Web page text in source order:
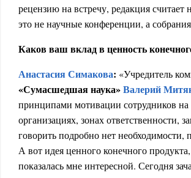
рецензию на встречу, редакция
это не научные конференции, а
Каков ваш вклад в ценность
Анастасия Симакова: «Учредитель
«Сумасшедшая наука»Валерий
принципами мотивации сотрудников
организациях, зонах ответственности,
говорить подробно нет
А вот идея ценного конечного
показалась мне интересной. Сегодня